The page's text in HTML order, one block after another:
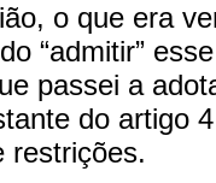
o que era
“admitir”
passei a
do artigo
restrições.